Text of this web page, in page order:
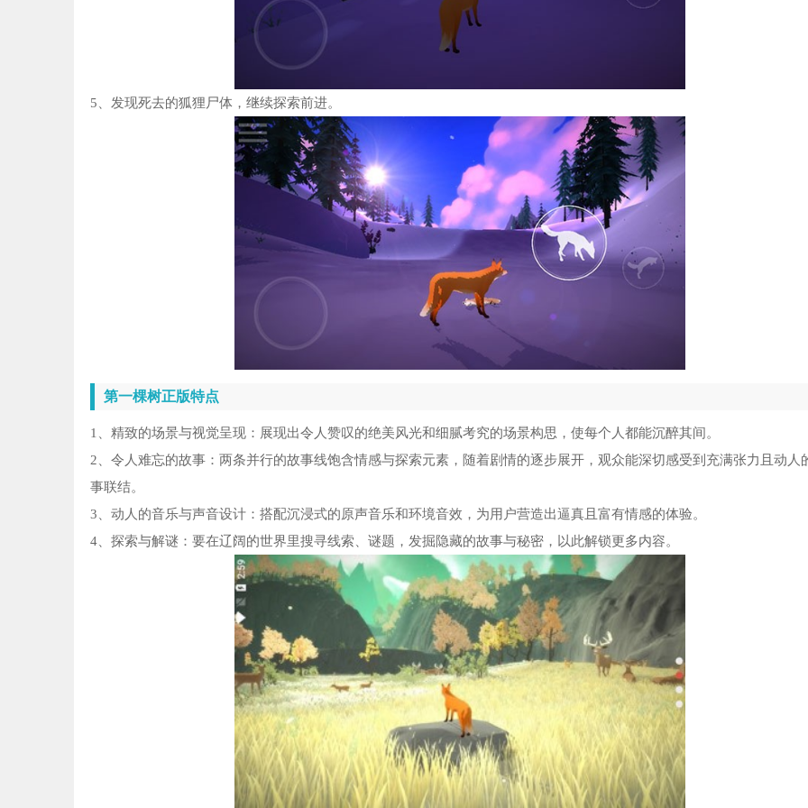
5、发现死去的狐狸尸体，继续探索前进。
第一棵树正版特点
1、精致的场景与视觉呈现：展现出令人赞叹的绝美风光和细腻考究的场景构思，使每个人都能沉醉其间。
2、令人难忘的故事：两条并行的故事线饱含情感与探索元素，随着剧情的逐步展开，观众能深切感受到充满张力且动人
事联结。
3、动人的音乐与声音设计：搭配沉浸式的原声音乐和环境音效，为用户营造出逼真且富有情感的体验。
4、探索与解谜：要在辽阔的世界里搜寻线索、谜题，发掘隐藏的故事与秘密，以此解锁更多内容。